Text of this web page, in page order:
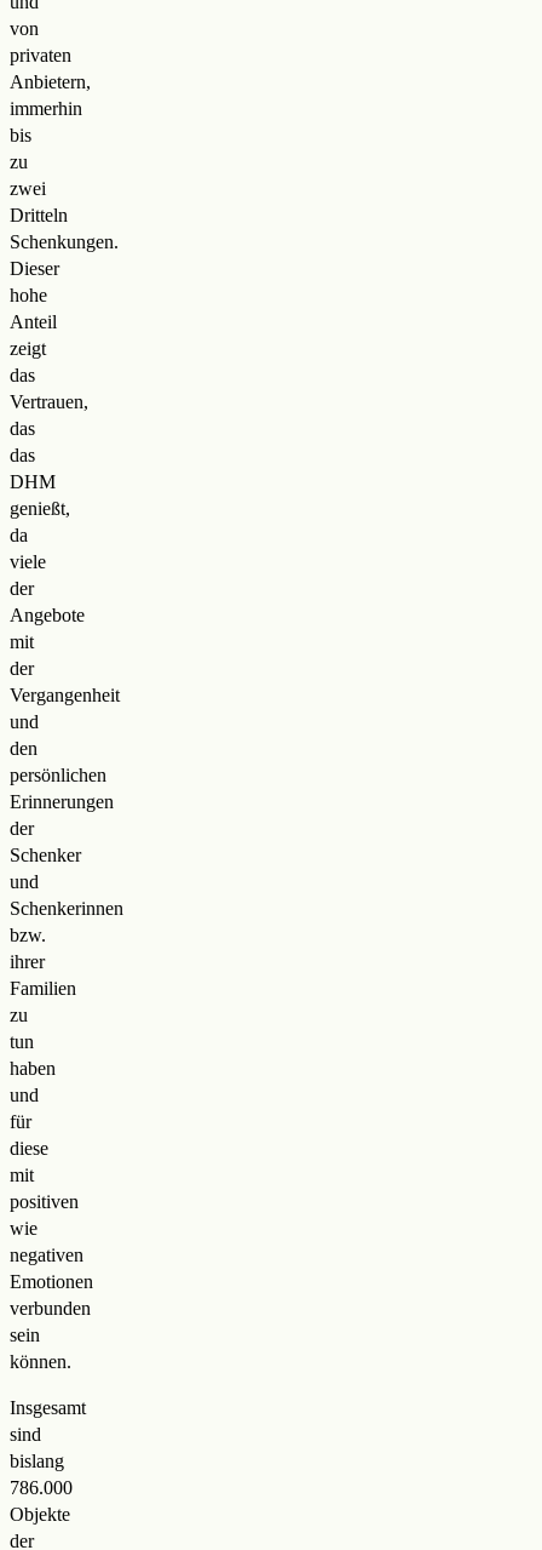
von
privaten
Anbietern,
immerhin
bis
zu
zwei
Dritteln
Schenkungen.
Dieser
hohe
Anteil
zeigt
das
Vertrauen,
das
das
DHM
genießt,
da
viele
der
Angebote
mit
der
Vergangenheit
und
den
persönlichen
Erinnerungen
der
Schenker
und
Schenkerinnen
bzw.
ihrer
Familien
zu
tun
haben
und
für
diese
mit
positiven
wie
negativen
Emotionen
verbunden
sein
können.
Insgesamt
sind
bislang
786.000
Objekte
der